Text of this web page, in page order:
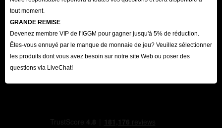
tout moment.
GRANDE REMISE
Devenez membre VIP de l'IGGM pour gagner jusqu'à 5% de réduction.
Êtes-vous ennuyé par le manque de monnaie de jeu? Veuillez sélectionner
les produits dont vous avez besoin sur notre site Web ou poser des
questions via LiveChat!